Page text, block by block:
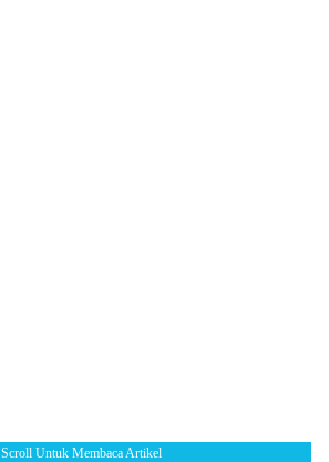
Scroll Untuk Membaca Artikel